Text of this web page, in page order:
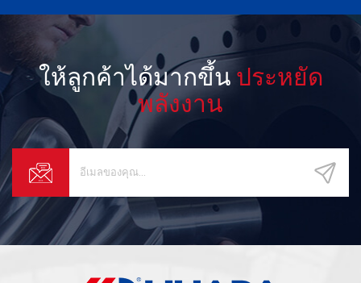
ให้ลูกค้าได้มากขึ้น ประหยัด
พลังงาน